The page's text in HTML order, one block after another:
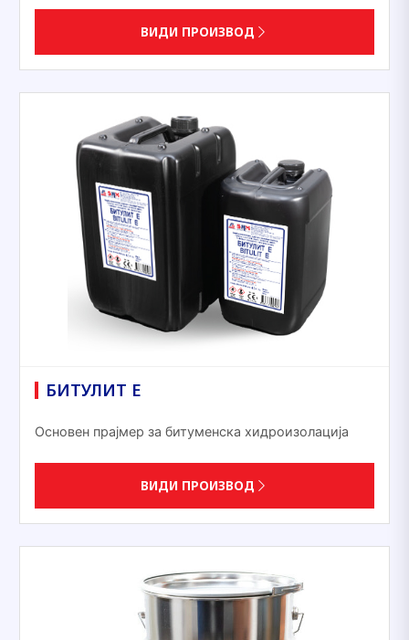
ВИДИ ПРОИЗВОД
БИТУЛИТ Е
Основен прајмер за битуменска хидроизолација
ВИДИ ПРОИЗВОД